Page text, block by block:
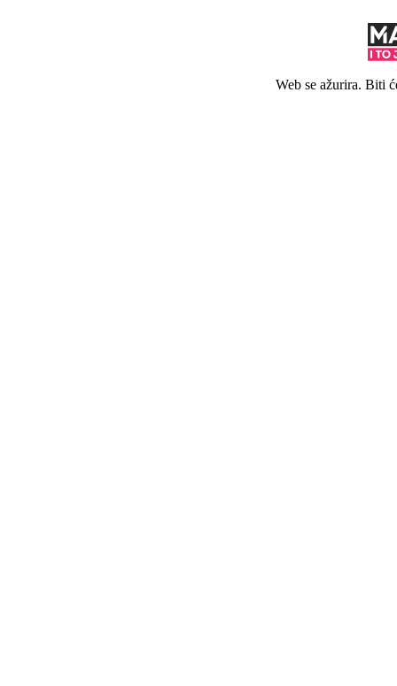
Web se ažurira. Biti